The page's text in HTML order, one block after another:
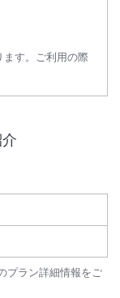
ます。ご利用の際
プラン詳細情報をご